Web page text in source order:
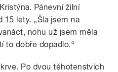
Pánevní žilní
15 lety. „Šla jsem na
nohu už jsem měla
to dobře dopadlo.“
Po dvou těhotenstvích